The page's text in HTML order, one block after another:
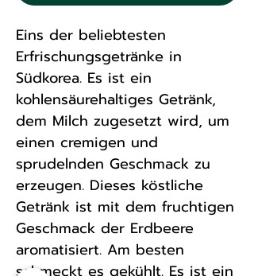
Eins der beliebtesten
Erfrischungsgetränke in
Südkorea. Es ist ein
kohlensäurehaltiges Getränk,
dem Milch zugesetzt wird, um
einen cremigen und
sprudelnden Geschmack zu
erzeugen. Dieses köstliche
Getränk ist mit dem fruchtigen
Geschmack der Erdbeere
aromatisiert. Am besten
schmeckt es gekühlt. Es ist ein